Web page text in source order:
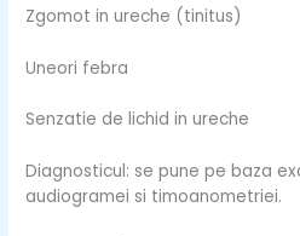
Zgomot in ureche (tinitus)
Uneori febra
Senzatie de lichid in ureche
Diagnosticul: se pune pe baza
audiogramei si timoanometriei.